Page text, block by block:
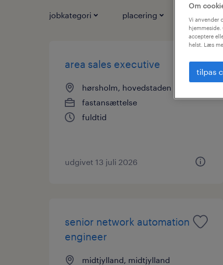
jobkategori placering jobtyper
area sales executive
hørsholm, hovedstaden
fastansættelse
fuldtid
udgivet 13 juli 2026
senior network automation
engineer
midtjylland, midtjylland
Om
Vi anvender
acceptere
helst. Læs
tilpas